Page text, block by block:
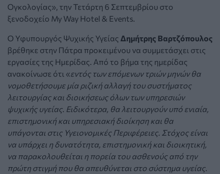
Ογκολογίας», την Τετάρτη 6 Σεπτεμβρίου στο
ξενοδοχείο My Way Hotel & Events.
Ο Yφυπουργός Ψυχικής Υγείας Δημήτρης Βαρτζόπουλος
βρέθηκε στην Πάτρα προκειμένου να συμμετάσχει στις
εργασίες της Ημερίδας. Από το βήμα της ημερίδας
ανακοίνωσε ότι «εντός των επόμενων τριών μηνών θα
νομοθετήσουμε μία ριζική αλλαγή του συστήματος
λειτουργίας και διοικήσεως όλων των υπηρεσιών
ψυχικής υγείας. Ειδικότερα, θα λειτουργούν υπό ενιαία,
επιστημονική και υπηρεσιακή διοίκηση και θα
υπάγονται στις Υγειονομικές Περιφέρειες. Στόχος είναι
να υπάρχει η δυνατότητα, επιστημονική και διοικητική,
να παρακολουθείται η πορεία του ασθενούς από την
πρώτη στιγμή που θα απευθύνεται στο σύστημα υγείας.